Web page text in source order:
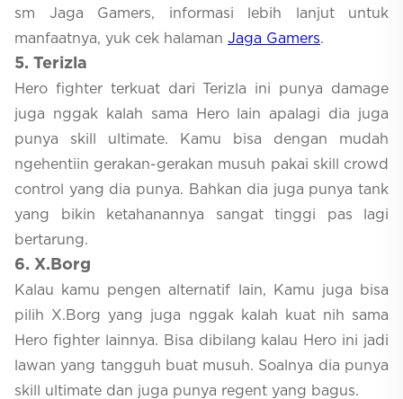
sm Jaga Gamers, informasi lebih lanjut untuk
manfaatnya, yuk cek halaman Jaga Gamers.
5. Terizla
Hero fighter terkuat dari Terizla ini punya damage
juga nggak kalah sama Hero lain apalagi dia juga
punya skill ultimate. Kamu bisa dengan mudah
ngehentiin gerakan-gerakan musuh pakai skill crowd
control yang dia punya. Bahkan dia juga punya tank
yang bikin ketahanannya sangat tinggi pas lagi
bertarung.
6. X.Borg
Kalau kamu pengen alternatif lain, Kamu juga bisa
pilih X.Borg yang juga nggak kalah kuat nih sama
Hero fighter lainnya. Bisa dibilang kalau Hero ini jadi
lawan yang tangguh buat musuh. Soalnya dia punya
skill ultimate dan juga punya regent yang bagus.